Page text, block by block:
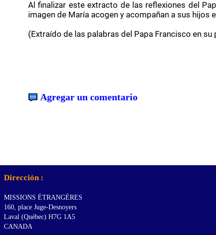
Al finalizar este extracto de las reflexiones del
imagen de María acogen y acompañan a sus
(Extraído de las palabras del Papa Francisco en
Agregar un comentario
Dirección :
MISSIONS ÉTRANGÈRES
160, place Juge-Desnoyers
Laval (Québec) H7G 1A5
CANADA